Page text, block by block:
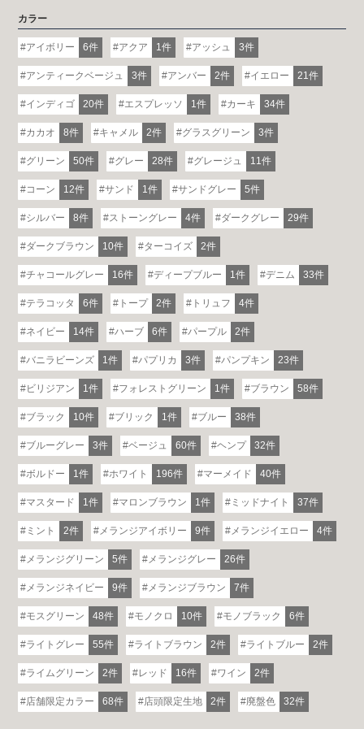
カラー
アイボリー 6件 アクア 1件 アッシュ 3件
アンティークベージュ 3件 アンバー 2件 イエロー 21件
インディゴ 20件 エスプレッソ 1件 カーキ 34件
カカオ 8件 キャメル 2件 グラスグリーン 3件
グリーン 50件 グレー 28件 グレージュ 11件
コーン 12件 サンド 1件 サンドグレー 5件
シルバー 8件 ストーングレー 4件 ダークグレー 29件
ダークブラウン 10件 ターコイズ 2件
チャコールグレー 16件 ディープブルー 1件 デニム 33件
テラコッタ 6件 トープ 2件 トリュフ 4件
ネイビー 14件 ハーブ 6件 パープル 2件
バニラビーンズ 1件 パプリカ 3件 パンプキン 23件
ビリジアン 1件 フォレストグリーン 1件 ブラウン 58件
ブラック 10件 ブリック 1件 ブルー 38件
ブルーグレー 3件 ベージュ 60件 ヘンプ 32件
ボルドー 1件 ホワイト 196件 マーメイド 40件
マスタード 1件 マロンブラウン 1件 ミッドナイト 37件
ミント 2件 メランジアイボリー 9件 メランジイエロー 4件
メランジグリーン 5件 メランジグレー 26件
メランジネイビー 9件 メランジブラウン 7件
モスグリーン 48件 モノクロ 10件 モノブラック 6件
ライトグレー 55件 ライトブラウン 2件 ライトブルー 2件
ライムグリーン 2件 レッド 16件 ワイン 2件
店舗限定カラー 68件 店頭限定生地 2件 廃盤色 32件